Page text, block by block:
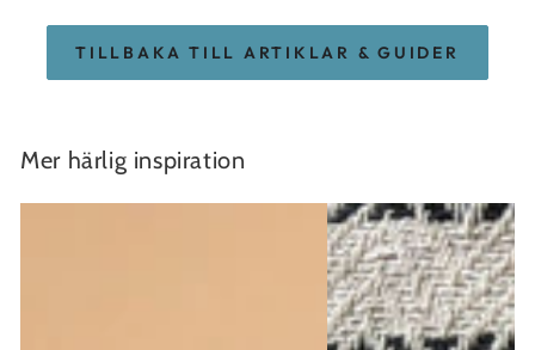
TILLBAKA TILL ARTIKLAR & GUIDER
Mer härlig inspiration